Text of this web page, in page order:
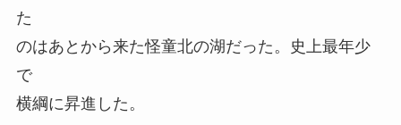
た
のはあとから来た怪童北の湖だった。史上最年少
で
横綱に昇進した。